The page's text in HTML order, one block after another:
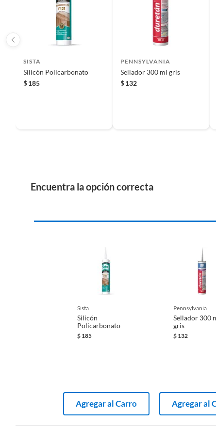
Este sellador tiene un contenido de 300 ml y se aplica
secado final se completa en 24 horas y no contiene antimoho.
Complementa tu compra con
complementarias
Iniciaremos el reembolso de tu dinero cuando recibamos
SISTA
Silicón Policarbonato
$185
PENNSYLVANIA
Sellador 300 ml gris
$132
Encuentra la opción correcta
sista
Silicón
Policarbonato
$ 185
Agregar al Carro
pennsylvania
Sellador 300
gris
$ 132
Agregar al